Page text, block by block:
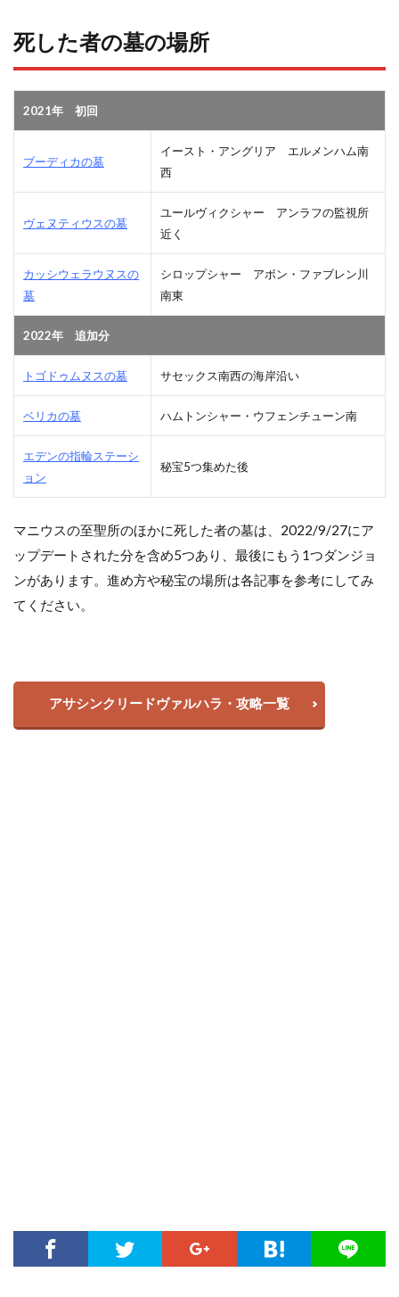
死した者の墓の場所
2021年 初回
ブーディカの墓
イースト・アングリア エルメンハム南
西
ヴェヌティウスの墓
ユールヴィクシャー アンラフの監視所
近く
カッシウェラウヌスの
墓
シロップシャー アボン・ファブレン川
南東
2022年 追加分
トゴドゥムヌスの墓 サセックス南西の海岸沿い
ベリカの墓 ハムトンシャー・ウフェンチューン南
エデンの指輪ステーシ
ョン
秘宝5つ集めた後
マニウスの至聖所のほかに死した者の墓は、2022/9/27にア
ップデートされた分を含め5つあり、最後にもう1つダンジョ
ンがあります。進め方や秘宝の場所は各記事を参考にしてみ
てください。
アサシンクリードヴァルハラ・攻略一覧